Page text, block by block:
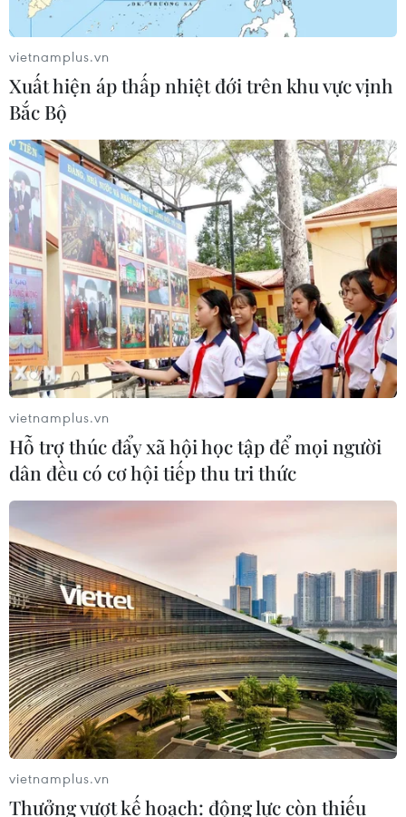
TIN CÙNG CHUYÊN MỤC
Thu hồi 89 ha đất đấu giá chọn nhà
đầu tư công trình thành phố cảng
hàng không
07/08/2026 06:46
Cần xử lý dứt điểm việc tập kết gỗ ở
hành lang an toàn giao thông Quốc
lộ 22B
vietnamplus.vn
Xuất hiện áp thấp nhiệt đới trên khu vực vịnh
Bắc Bộ
vietnamplus.vn
Hỗ trợ thúc đẩy xã hội học tập để mọi người
dân đều có cơ hội tiếp thu tri thức
vietnamplus.vn
Thưởng vượt kế hoạch: động lực còn thiếu